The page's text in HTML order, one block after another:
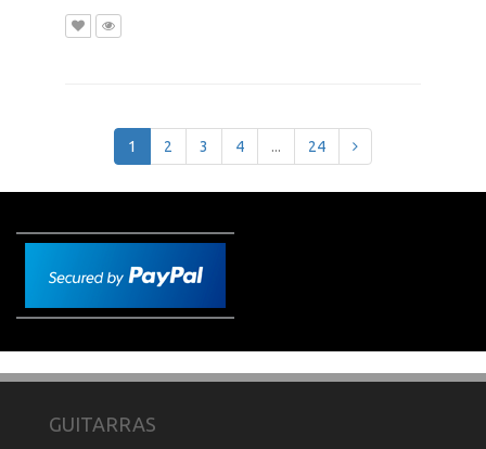
1 2 3 4 ... 24
GUITARRAS